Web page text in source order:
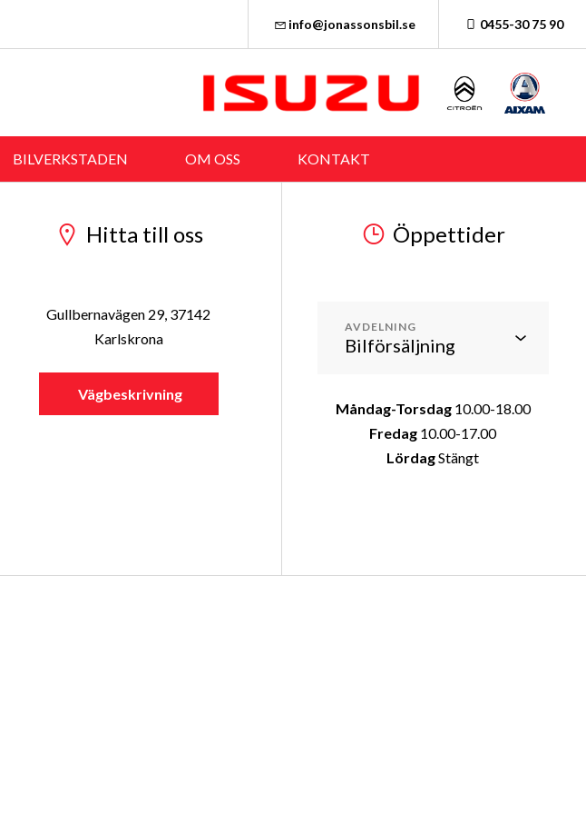
info@jonassonsbil.se 0455-30 75 90
BILVERKSTADEN OM OSS KONTAKT
Hitta till oss
Gullbernavägen 29, 37142
Karlskrona
Vägbeskrivning
Öppettider
AVDELNING
Måndag-Torsdag10.00-18.00
Fredag 10.00-17.00
LördagStängt